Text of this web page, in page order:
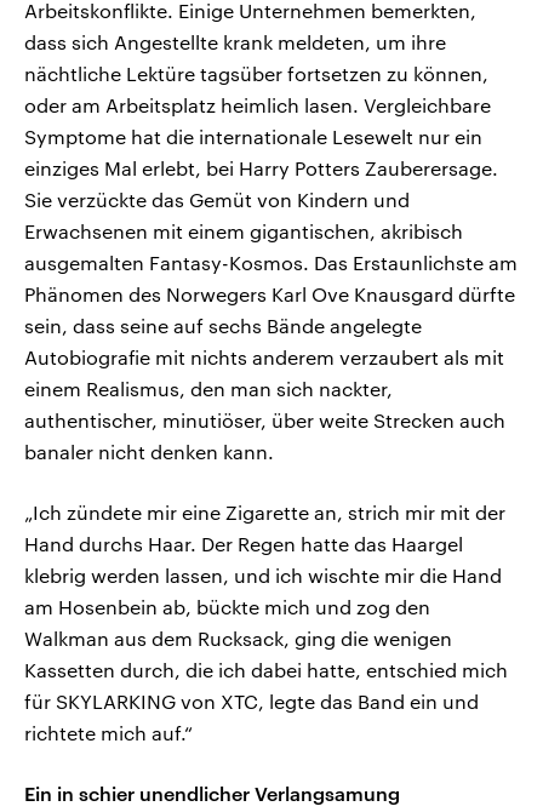
Arbeitskonflikte. Einige Unternehmen bemerkten,
dass sich Angestellte krank meldeten, um ihre
nächtliche Lektüre tagsüber fortsetzen zu können,
oder am Arbeitsplatz heimlich lasen. Vergleichbare
Symptome hat die internationale Lesewelt nur ein
einziges Mal erlebt, bei Harry Potters Zauberersage.
Sie verzückte das Gemüt von Kindern und
Erwachsenen mit einem gigantischen, akribisch
ausgemalten Fantasy-Kosmos. Das Erstaunlichste am
Phänomen des Norwegers Karl Ove Knausgard dürfte
sein, dass seine auf sechs Bände angelegte
Autobiografie mit nichts anderem verzaubert als mit
einem Realismus, den man sich nackter,
authentischer, minutiöser, über weite Strecken auch
banaler nicht denken kann.
„Ich zündete mir eine Zigarette an, strich mir mit der
Hand durchs Haar. Der Regen hatte das Haargel
klebrig werden lassen, und ich wischte mir die Hand
am Hosenbein ab, bückte mich und zog den
Walkman aus dem Rucksack, ging die wenigen
Kassetten durch, die ich dabei hatte, entschied mich
für SKYLARKING von XTC, legte das Band ein und
richtete mich auf.“
Ein in schier unendlicher Verlangsamung